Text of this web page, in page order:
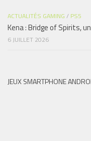
ACTUALITÉS GAMING / PS5
Kena : Bridge of Spirits,
6 JUILLET 2026
JEUX SMARTPHONE